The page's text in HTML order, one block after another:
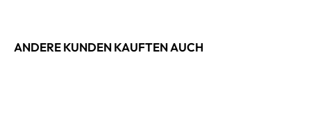
ANDERE KUNDEN KAUFTEN AUCH